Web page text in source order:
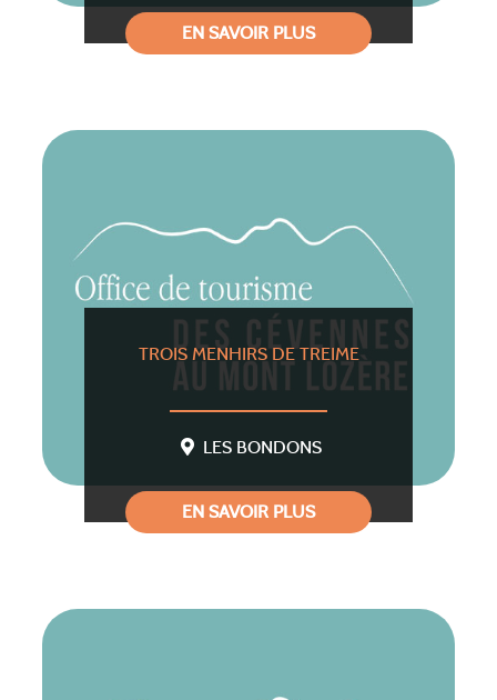
EN SAVOIR PLUS
TROIS MENHIRS DE TREIME
LES BONDONS
EN SAVOIR PLUS